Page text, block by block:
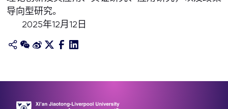
导向型研究。
2025年12月12日